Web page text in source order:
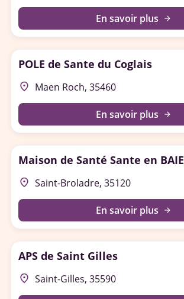
En savoir plus arrow_forward
POLE de Sante du Coglais
place Maen Roch, 35460
En savoir plus arrow_forward
Maison de Santé Sante en BAIE
place Saint-Broladre, 35120
En savoir plus arrow_forward
APS de Saint Gilles
place Saint-Gilles, 35590